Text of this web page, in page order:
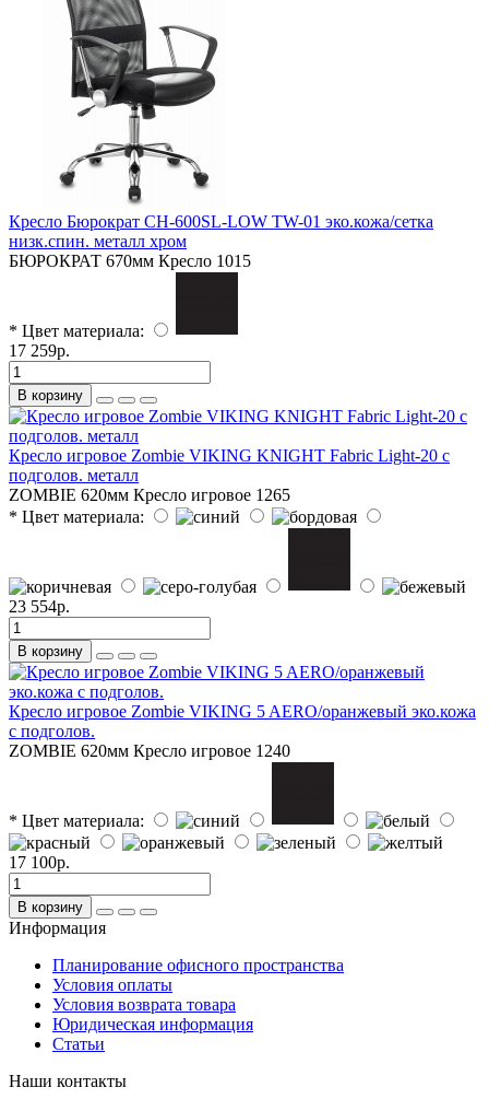
Кресло Бюрократ CH-600SL-LOW TW-01 эко.кожа/сетка
низк.спин. металл хром
БЮРОКРАТ 670мм Кресло 1015
* Цвет материала:
17 259р.
В корзину
Кресло игровое Zombie VIKING KNIGHT Fabric Light-20 с
подголов. металл
ZOMBIE 620мм Кресло игровое 1265
* Цвет материала:
23 554р.
В корзину
Кресло игровое Zombie VIKING 5 AERO/оранжевый эко.кожа
с подголов.
ZOMBIE 620мм Кресло игровое 1240
* Цвет материала:
17 100р.
В корзину
Информация
Планирование офисного пространства
Условия оплаты
Условия возврата товара
Юридическая информация
Статьи
Наши контакты